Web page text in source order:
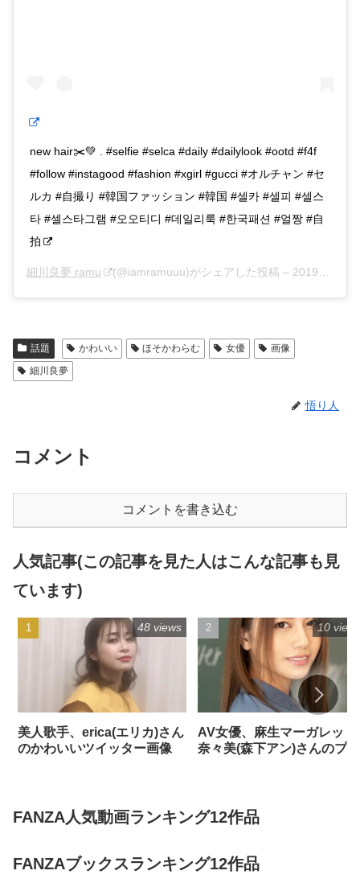
new hair✂️💚 . #selfie #selca #daily #dailylook #ootd #f4f
#follow #instagood #fashion #xgirl #gucci #オルチャン #セ
ルカ #自撮り #韓国ファッション #韓国 #셀카 #셀피 #셀스
타 #셀스타그램 #오오티디 #데일리룩 #한국패션 #얼짱 #自
拍
細川良夢 ramu (@iamramuuu)がシェアした投稿 – 2019年 8月月17日午前7時45分PDT
話題 かわいい ほそかわらむ 女優
画像
細川良夢
悟り人
コメント
コメントを書き込む
人気記事(この記事を見た人はこんな記事も見
ています)
美人歌手、erica(エリカ)さん
のかわいいツイッター画像
48 views
AV女優、麻生マーガレット
奈々美(森下アン)さんのプロ
10
FANZA人気動画ランキング12作品
FANZAブックスランキング12作品